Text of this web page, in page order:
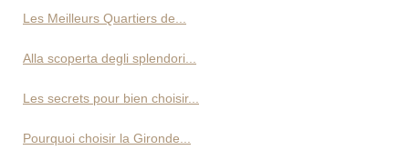
Les Meilleurs Quartiers de...
Alla scoperta degli splendori...
Les secrets pour bien choisir...
Pourquoi choisir la Gironde...